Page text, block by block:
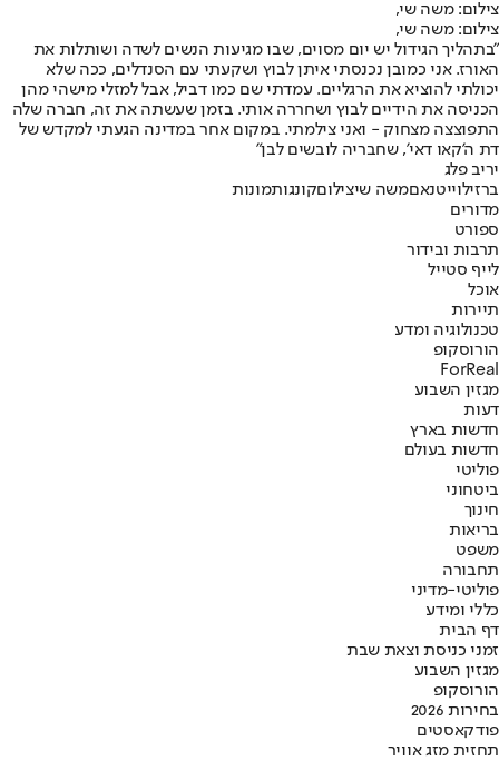
צילום: משה שי,
צילום: משה שי,
"בתהליך הגידול יש יום מסוים, שבו מגיעות הנשים לשדה ושותלות את
האורז. אני כמובן נכנסתי איתן לבוץ ושקעתי עם הסנדלים, ככה שלא
יכולתי להוציא את הרגליים. עמדתי שם כמו דביל, אבל למזלי מישהי מהן
הכניסה את הידיים לבוץ ושחררה אותי. בזמן שעשתה את זה, חברה שלה
התפוצצה מצחוק - ואני צילמתי. במקום אחר במדינה הגעתי למקדש של
דת ה'קאו דאי', שחבריה לובשים לבן"
יריב פלג
ברזילוייטנאםמשה שיצילוםקונגותמונות
מדורים
ספורט
תרבות ובידור
לייף סטייל
אוכל
תיירות
טכנולוגיה ומדע
הורוסקופ
ForReal
מגזין השבוע
דעות
חדשות בארץ
חדשות בעולם
פוליטי
ביטחוני
חינוך
בריאות
משפט
תחבורה
פוליטי-מדיני
כללי ומידע
דף הבית
זמני כניסת וצאת שבת
מגזין השבוע
הורוסקופ
בחירות 2026
פודקאסטים
תחזית מזג אוויר